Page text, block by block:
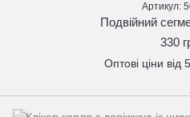
Артикул:
Подвійний
330
Оптові ціни від